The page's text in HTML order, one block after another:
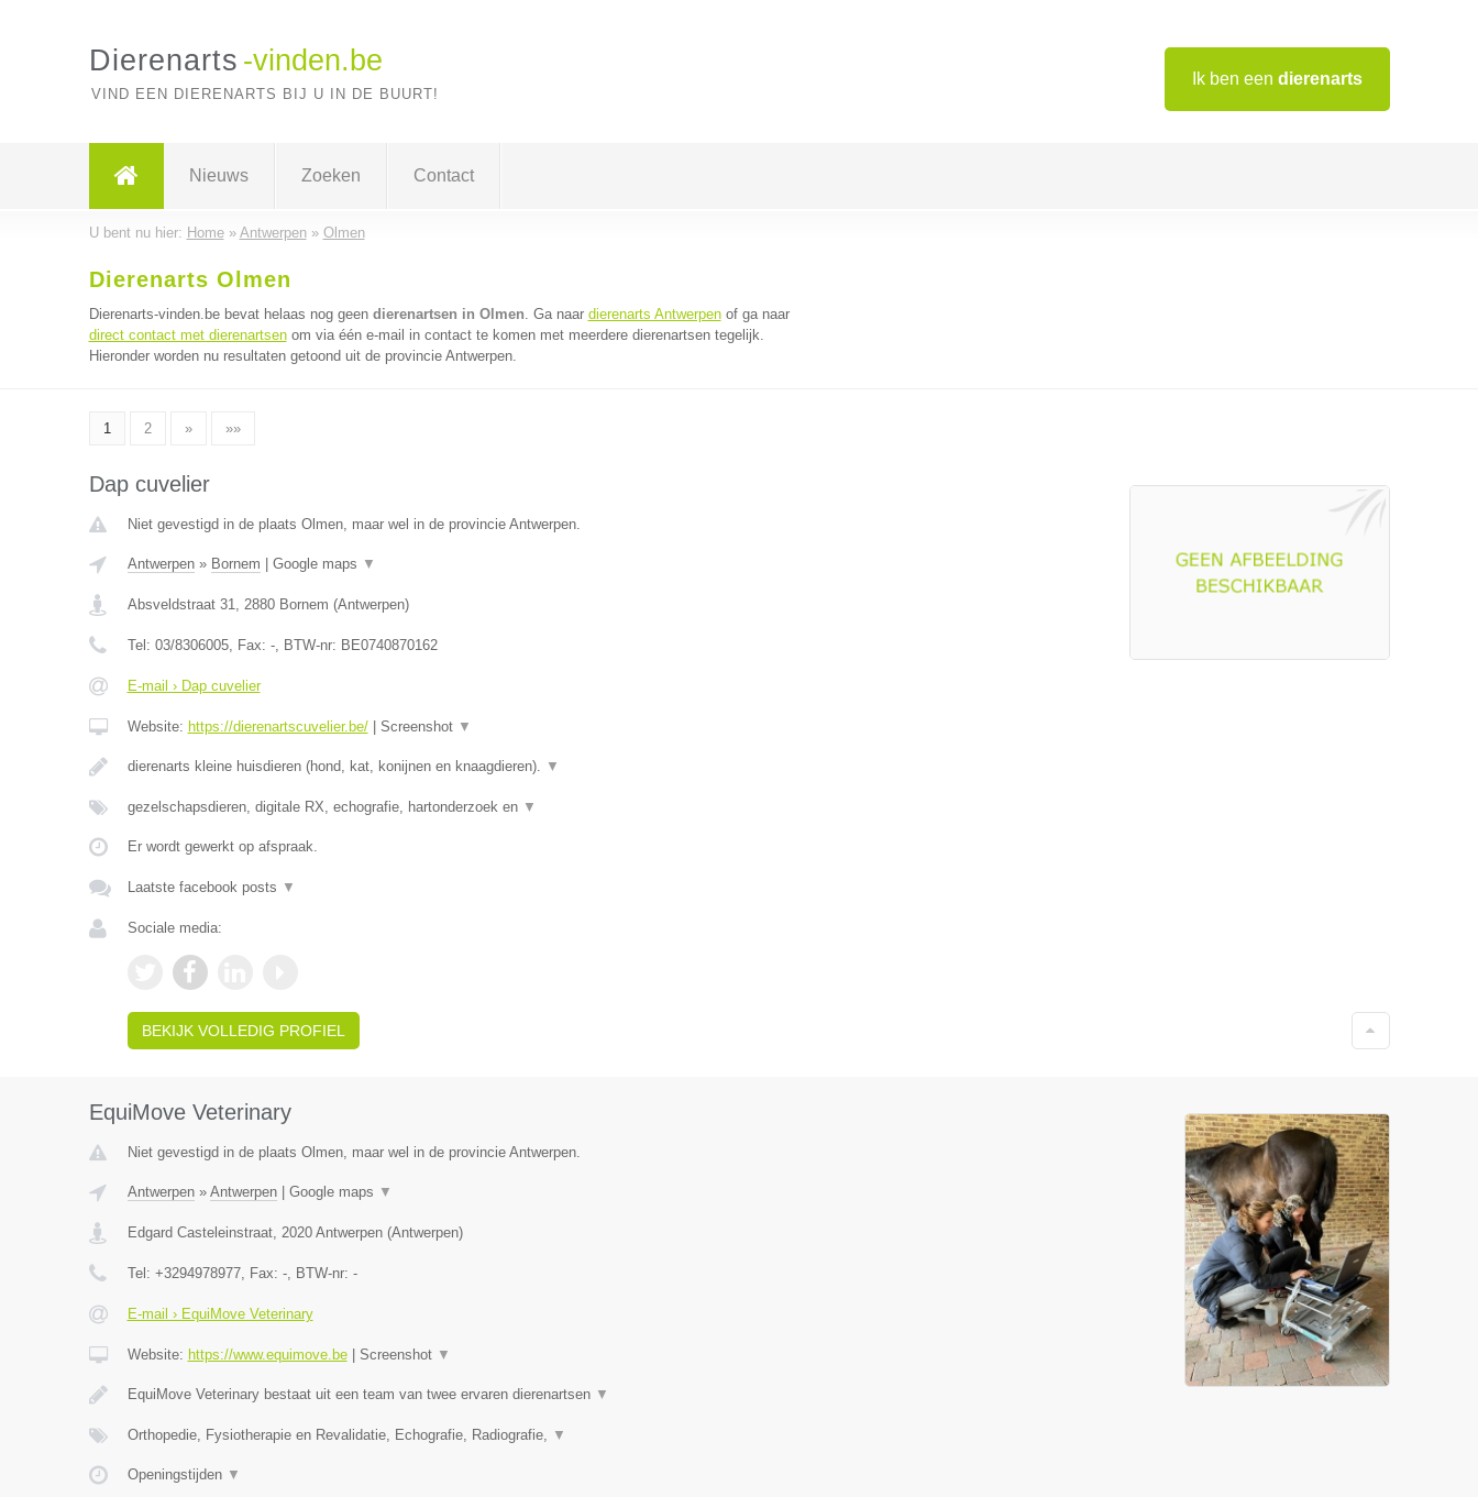
Ik ben een dierenarts
Dierenarts -vinden.be
VIND EEN DIERENARTS BIJ U IN DE BUURT!
Nieuws Zoeken Contact
U bent nu hier: Home» Antwerpen» Olmen
Dierenarts Olmen
Dierenarts-vinden.be bevat helaas nog geen dierenartsen in Olmen. Ga naar dierenarts Antwerpenof ga naar
direct contact met dierenartsenom via één e-mail in contact te komen met meerdere dierenartsen tegelijk.
Hieronder worden nu resultaten getoond uit de provincie Antwerpen.
1 2 » »»
Dap cuvelier
Niet gevestigd in de plaats Olmen, maar wel in de provincie Antwerpen.
Antwerpen» Bornem Google maps ▼
Absveldstraat 31, 2880 Bornem (Antwerpen)
Tel: 03/8306005, Fax: -, BTW-nr: BE0740870162
E-mail › Dap cuvelier
Website: https://dierenartscuvelier.be/| Screenshot ▼
dierenarts kleine huisdieren (hond, kat, konijnen en knaagdieren). ▼
gezelschapsdieren, digitale RX, echografie, hartonderzoek en ▼
Er wordt gewerkt op afspraak.
Laatste facebook posts ▼
Sociale media:
BEKIJK VOLLEDIG PROFIEL
EquiMove Veterinary
Niet gevestigd in de plaats Olmen, maar wel in de provincie Antwerpen.
Antwerpen» Antwerpen| Google maps ▼
Edgard Casteleinstraat, 2020 Antwerpen(Antwerpen)
Tel: +3294978977, Fax: -, BTW-nr: -
E-mail › EquiMove Veterinary
Website: https://www.equimove.be| Screenshot ▼
EquiMove Veterinary bestaat uit een team van twee ervaren dierenartsen ▼
Orthopedie, Fysiotherapie en Revalidatie, Echografie, Radiografie, ▼
Openingstijden ▼